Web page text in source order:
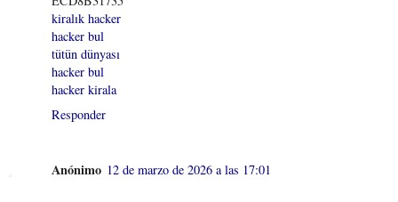
kiralık hacker
hacker bul
tütün dünyası
hacker bul
hacker kirala
Responder
Anónimo 12 de marzo de 2026 a las 17:01